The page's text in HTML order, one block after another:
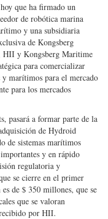
que ha firmado un
de robótica marina
y una subsidiaria
de Kongsberg
HII y Kongsberg Maritime
para comercializar
marítimos para el mercado
para los mercados
pasará a formar parte de la
de Hydroid
de sistemas marítimos
y en rápido
regulatoria y
se cierre en el primer
de $ 350 millones, que se
que se valoran
por HII.